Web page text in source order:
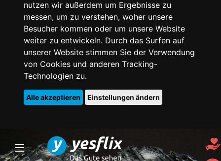
nutzen wir außerdem um Ergebnisse zu
messen, um zu verstehen, woher unsere
Besucher kommen oder um unsere Website
weiter zu entwickeln. Durch das Surfen auf
unserer Website stimmen Sie der Verwendung
von Cookies und anderen Tracking-
Technologien zu.
Alle akzeptieren Einstellungen ändern